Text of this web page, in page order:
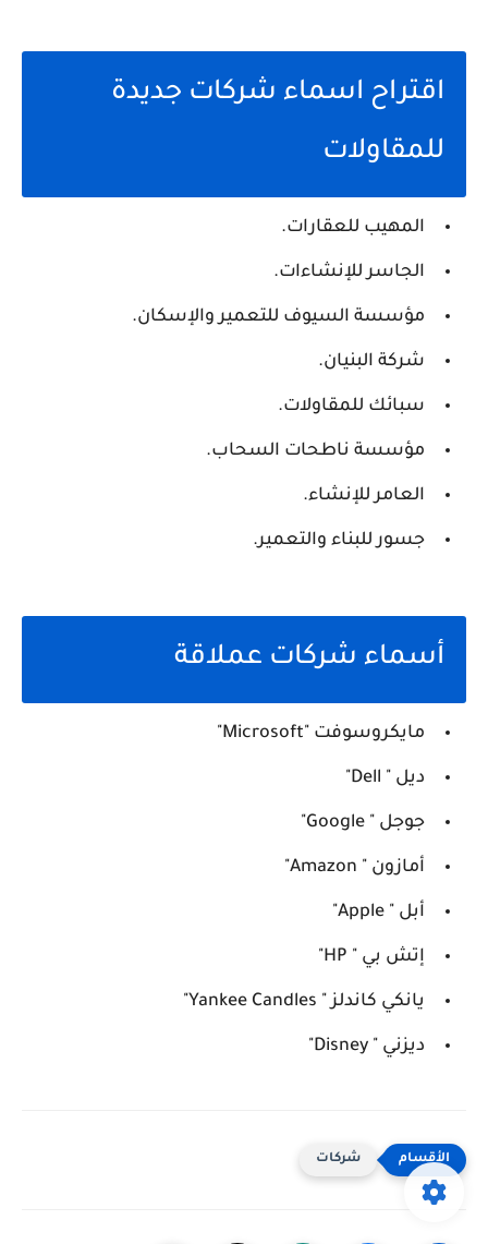
اقتراح اسماء شركات جديدة
للمقاولات
المهيب للعقارات.
الجاسر للإنشاءات.
مؤسسة السيوف للتعمير والإسكان.
شركة البنيان.
سبائك للمقاولات.
مؤسسة ناطحات السحاب.
العامر للإنشاء.
جسور للبناء والتعمير.
أسماء شركات عملاقة
مايكروسوفت "Microsoft"
ديل " Dell"
جوجل " Google"
أمازون " Amazon"
أبل " Apple"
إتش بي " HP"
يانكي كاندلز " Yankee Candles"
ديزني " Disney"
شركات